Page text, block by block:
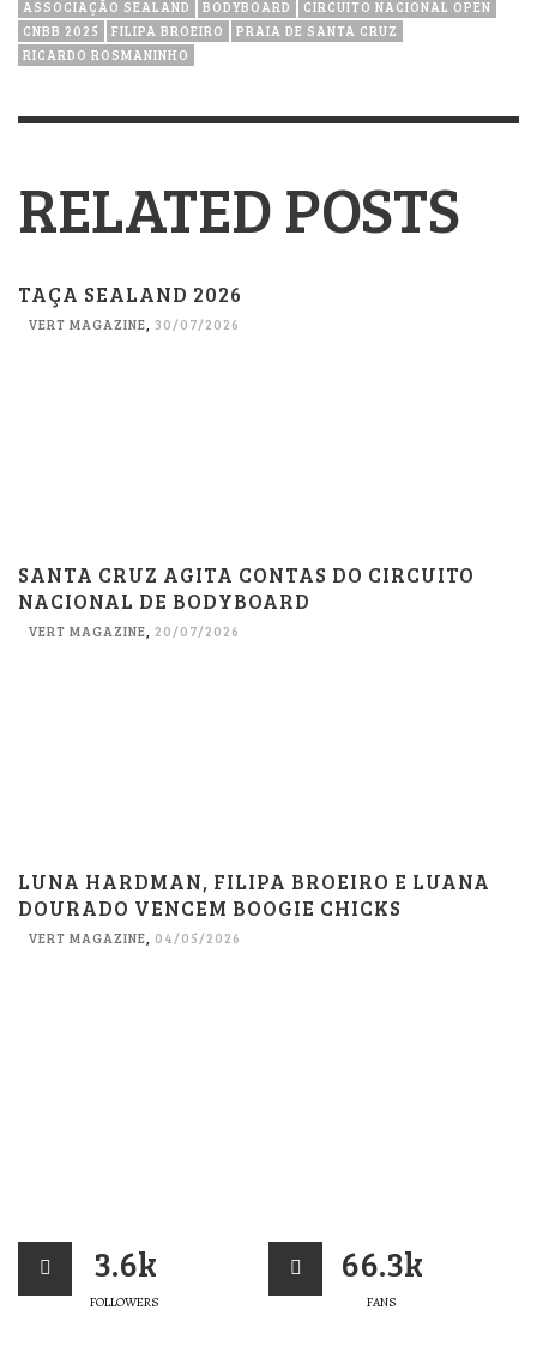
ASSOCIAÇÃO SEALAND BODYBOARD
CIRCUITO NACIONAL OPEN
CNBB 2025
FILIPA BROEIRO
PRAIA DE SANTA CRUZ
RICARDO ROSMANINHO
RELATED POSTS
TAÇA SEALAND 2026
VERT MAGAZINE 30/07/2026
SANTA CRUZ AGITA CONTAS DO CIRCUITO
NACIONAL DE BODYBOARD
VERT MAGAZINE, 20/07/2026
LUNA HARDMAN, FILIPA BROEIRO E LUANA
DOURADO VENCEM BOOGIE CHICKS
VERT MAGAZINE, 04/05/2026
3.6k
FOLLOWERS
66.3k
FANS